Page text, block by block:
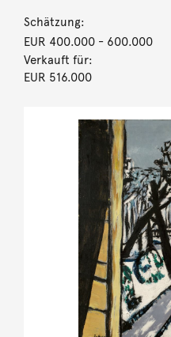
Schätzung:
EUR 400.000- 600.000
Verkauft für:
EUR 516.000